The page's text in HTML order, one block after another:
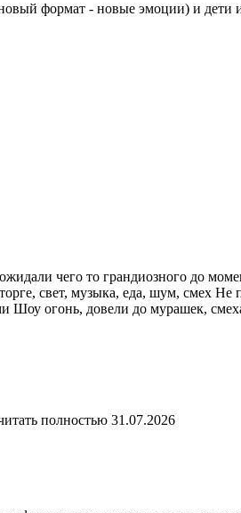
формат - новые эмоции) и
чего то грандиозного до
свет, музыка, еда, шум, смех Не
Шоу огонь, довели до мурашек,
полностью 31.07.2026